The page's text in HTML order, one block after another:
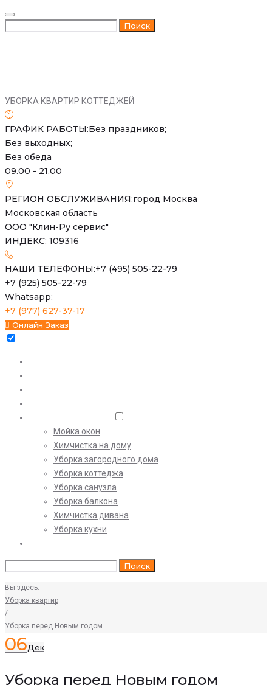
Skip
Поиск
УБОРКА КВАРТИР КОТТЕДЖЕЙ
ГРАФИК РАБОТЫ:Без праздников;
Без выходных;
Без обеда
09.00 - 21.00
РЕГИОН ОБСЛУЖИВАНИЯ:город Москва
Московская область
ООО "Клин-Ру сервис"
ИНДЕКС: 109316
НАШИ ТЕЛЕФОНЫ:+7 (495) 505-22-79
+7 (925) 505-22-79
Whatsapp:
+7 (977) 627-37-17
Онлайн Заказ
Мойка окон
Химчистка на дому
Уборка загородного дома
Уборка коттеджа
Уборка санузла
Уборка балкона
Химчистка дивана
Уборка кухни
Поиск
Вы здесь:
Уборка квартир
/
Уборка перед Новым годом
06Дек
Уборка перед Новым годом